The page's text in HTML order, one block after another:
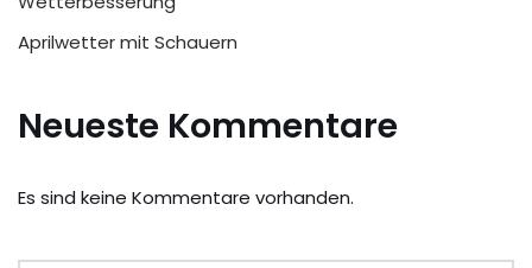
Aprilwetter mit Schauern
Neueste Kommentare
Es sind keine Kommentare vorhanden.